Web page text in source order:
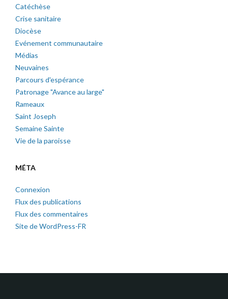
Catéchèse
Crise sanitaire
Diocèse
Evénement communautaire
Médias
Neuvaines
Parcours d'espérance
Patronage "Avance au large"
Rameaux
Saint Joseph
Semaine Sainte
Vie de la paroisse
MÉTA
Connexion
Flux des publications
Flux des commentaires
Site de WordPress-FR